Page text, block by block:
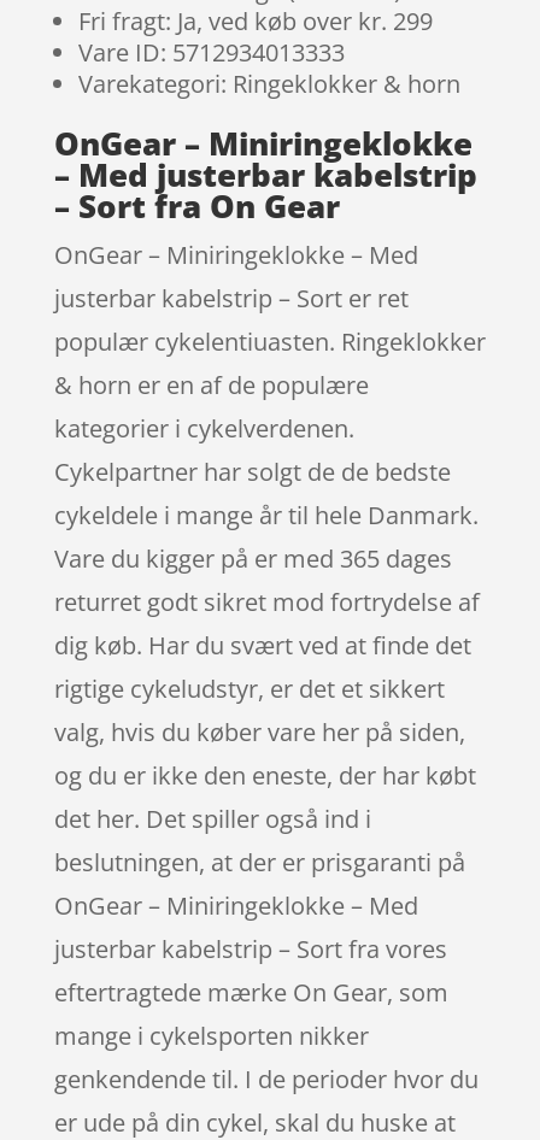
Fri fragt: Ja, ved køb over kr. 299
Vare ID: 5712934013333
Varekategori: Ringeklokker & horn
OnGear – Miniringeklokke
– Med justerbar kabelstrip
– Sort fra On Gear
OnGear – Miniringeklokke – Med
justerbar kabelstrip – Sort er ret
populær cykelentiuasten. Ringeklokker
& horn er en af de populære
kategorier i cykelverdenen.
Cykelpartner har solgt de de bedste
cykeldele i mange år til hele Danmark.
Vare du kigger på er med 365 dages
returret godt sikret mod fortrydelse af
dig køb. Har du svært ved at finde det
rigtige cykeludstyr, er det et sikkert
valg, hvis du køber vare her på siden,
og du er ikke den eneste, der har købt
det her. Det spiller også ind i
beslutningen, at der er prisgaranti på
OnGear – Miniringeklokke – Med
justerbar kabelstrip – Sort fra vores
eftertragtede mærke On Gear, som
mange i cykelsporten nikker
genkendende til. I de perioder hvor du
er ude på din cykel, skal du huske at